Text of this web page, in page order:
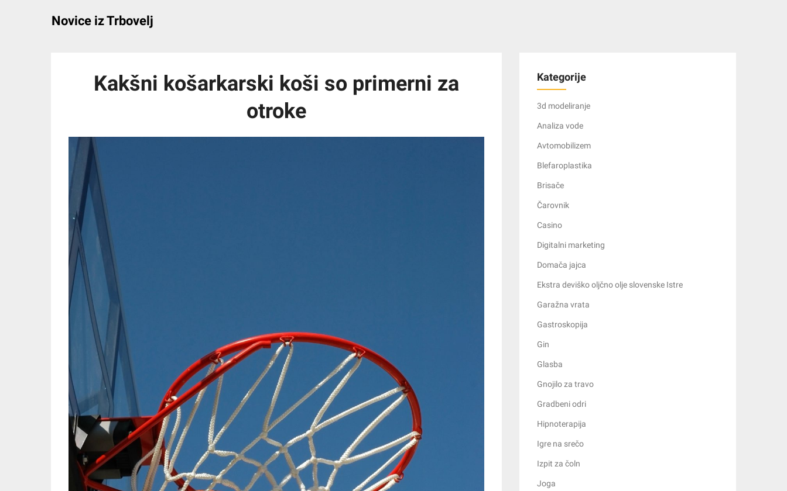
Novice iz Trbovelj
Kakšni košarkarski koši so primerni za
otroke
Kategorije
3d modeliranje
Analiza vode
Avtomobilizem
Blefaroplastika
Brisače
Čarovnik
Casino
Digitalni marketing
Domača jajca
Ekstra deviško oljčno olje slovenske Istre
Garažna vrata
Gastroskopija
Gin
Glasba
Gnojilo za travo
Gradbeni odri
Hipnoterapija
Igre na srečo
Izpit za čoln
Joga